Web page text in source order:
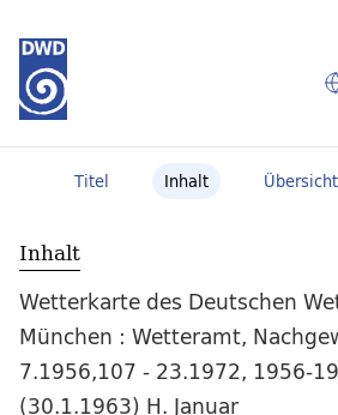
Titel Inhalt Übersicht
Inhalt
Wetterkarte des Deutschen
München : Wetteramt,
7.1956,107 - 23.1972, 1956-
(30.1.1963) H. Januar